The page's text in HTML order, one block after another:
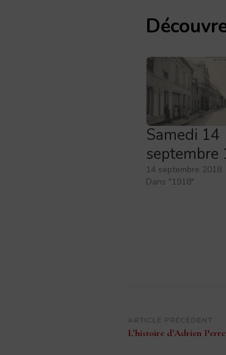
Samedi 14
septembre
14 septembre 2018
Dans "1918"
Navigation
d’article
L’histoire d’Adrien